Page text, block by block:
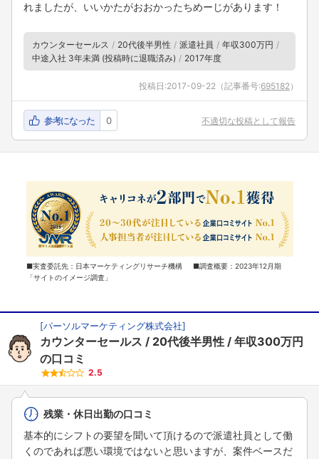
れましたが、いいかたがおおかったちめーじがあります！
カウンターセールス 20代後半男性 派遣社員
年収300万円
中途入社 3年未満 (投稿時に退職済み)
2017年度
投稿日:2017-09-22 （記事番号:695182）
参考になった 0 不適切な投稿として報告
■実査委託先：日本マーケティングリサーチ機構 ■調査概要：2023年12月期
「サイトのイメージ調査」
[パーソルマーケティング株式会社]
カウンターセールス 20代後半男性
年収300万円
の口コミ
2.5
残業・休日出勤の口コミ
基本的にシフトの要望を聞いて頂けるので派遣社員として働
くのであれば悪い環境ではないと思いますが、案件ベースだ